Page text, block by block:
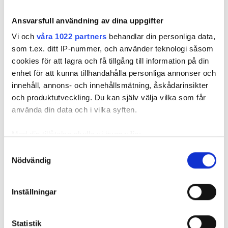
Ansvarsfull användning av dina uppgifter
Vi och våra 1022 partners behandlar din personliga data,
som t.ex. ditt IP-nummer, och använder teknologi såsom
cookies för att lagra och få tillgång till information på din
enhet för att kunna tillhandahålla personliga annonser och
innehåll, annons- och innehållsmätning, åskådarinsikter
och produktutveckling. Du kan själv välja vilka som får
använda din data och i vilka syften.
som kan ha en noggrannhet på upp till flera meter
Ta reda på mer om hur dina personliga uppgifter
Du kan ändra eller dra tillbaka ditt samtycke när som
Nödvändig
Inställningar
Statistik
Granska
9,7
Utmärkt
9 Granska
Vänlighet
Renlighet 9,7
Lokaler 9,7
Övergripande erfarenhet 9,7